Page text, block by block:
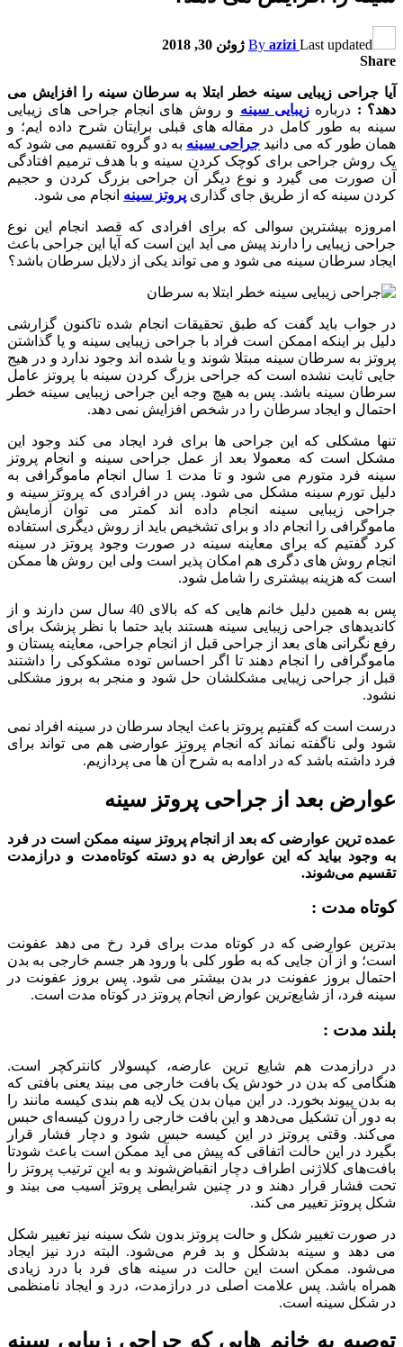
By azizi Last updated
ژوئن 30, 2018
Share
آیا جراحی زیبایی سینه خطر ابتلا به سرطان سینه را افزایش می
دهد؟ : دربارهزیبایی سینه و روش های انجام جراحی های زیبایی
سینه به طور کامل در مقاله های قبلی برایتان شرح داده ایم؛ و
همان طور که می دانید جراحی سینه به دو گروه تقسیم می شود که
یک روش جراحی برای کوچک کردن سینه و با هدف ترمیم افتادگی
آن صورت می گیرد و نوع دیگر آن جراحی بزرگ کردن و حجیم
کردن سینه که از طریق جای گذاری پروتز سینه انجام می شود.
امروزه بیشترین سوالی که برای افرادی که قصد انجام این نوع
جراحی زیبایی را دارند پیش می آید این است که آیا این جراحی باعث
ایجاد سرطان سینه می شود و می تواند یکی از دلایل سرطان باشد؟
در جواب باید گفت که طبق تحقیقات انجام شده تاکنون گزارشی
دلیل بر اینکه اممکن است فراد با جراحی زیبایی سینه و یا گذاشتن
پروتز به سرطان سینه مبتلا شوند و یا شده اند وجود ندارد و در هیج
جایی ثابت نشده است که جراحی بزرگ کردن سینه با پروتز عامل
سرطان سینه باشد. پس به هیچ وجه این جراحی زیبایی سینه خطر
احتمال و ایجاد سرطان را در شخص افزایش نمی دهد.
تنها مشکلی که این جراحی ها برای فرد ایجاد می کند وجود این
مشکل است که معمولا بعد از عمل جراحی سینه و انجام پروتز
سینه فرد متورم می شود و تا مدت 1 سال انجام ماموگرافی به
دلیل تورم سینه مشکل می شود. پس در افرادی که پروتز سینه و
جراحی زیبایی سینه انجام داده اند کمتر می توان آزمایش
ماموگرافی را انجام داد و برای تشخیص باید از روش دیگری استفاده
کرد گفتیم که برای معاینه سینه در صورت وجود پروتز در سینه
انجام روش های دگری هم امکان پذیر است ولی این روش ها ممکن
است که هزینه بیشتری را شامل شود.
پس به همین دلیل خانم هایی که که بالای 40 سال سن دارند و از
کاندیدهای جراحی زیبایی سینه هستند باید حتما با نظر پزشک برای
رفع نگرانی های بعد از جراحی قبل از انجام جراحی، معاینه پستان و
ماموگرافی را انجام دهند تا اگر احساس توده مشکوکی را داشتند
قبل از جراحی زیبایی مشکلشان حل شود و منجر به بروز مشکلی
نشود.
درست است که گفتیم پروتز باعث ایجاد سرطان در سینه افراد نمی
شود ولی ناگفته نماند که انجام پروتز عوارضی هم می تواند برای
فرد داشته باشد که در ادامه به شرح آن ها می پردازیم.
عوارض بعد از جراحی پروتز سینه
عمده ترین عوارضی که بعد از انجام پروتز سینه ممکن است در فرد
به وجود بیاید که این عوارض به دو دسته کوتاه‌مدت و درازمدت
تقسیم می‌شوند.
کوتاه مدت :
بدترین عوارضی که در کوتاه مدت برای فرد رخ می دهد عفونت
است؛ و از آن جایی که به طور کلی با ورود هر جسم خارجی به بدن
احتمال بروز عفونت در بدن بیشتر می شود. پس بروز عفونت در
سینه فرد، از شایع‌ترین عوارض انجام پروتز در کوتاه‌ مدت است.
بلند مدت :
در درازمدت هم شایع ترین عارضه، کپسولار کانترکچر است.
هنگامی که بدن در خودش یک بافت خارجی می بیند یعنی بافتی که
به بدن پیوند بخورد. در این میان بدن یک لایه هم‌ بندی کیسه‌ مانند را
به دور آن تشکیل می‌دهد و این بافت خارجی را درون کیسه‌ای حبس
می‌کند. وقتی پروتز در این کیسه حبس شود و دچار فشار قرار
بگیرد در این حالت اتفاقی که پیش می آید ممکن است باعث شودتا
بافت‌های کلاژنی اطراف دچار انقباض‌شوند و به این ترتیب پروتز را
تحت فشار قرار دهند و در چنین شرایطی پروتز آسیب می بیند و
شکل پروتز تغییر می کند.
در صورت تغییر شکل و حالت پروتز بدون شک سینه نیز تغییر شکل
می دهد و سینه بدشکل و بد فرم می‌شود. البته درد نیز ایجاد
می‌شود. ممکن است این حالت در سینه های فرد با درد زیادی
همراه باشد. پس علامت اصلی در درازمدت، درد و ایجاد نامنظمی
در شکل سینه است.
توصیه به خانم هایی که جراحی زیبایی سینه